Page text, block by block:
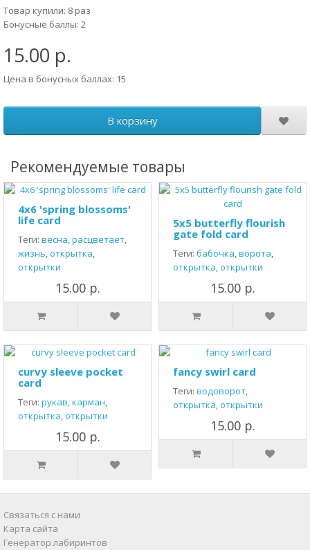
Товар купили: 8 раз
Бонусные баллы: 2
15.00 р.
Цена в бонусных баллах: 15
В корзину
Рекомендуемые товары
4x6 'spring blossoms'
life card
Теги: весна,расцветает,
жизнь,открытка,
открытки
15.00 р.
5x5 butterfly flourish
gate fold card
Теги: бабочка,ворота,
открытка,открытки
15.00 р.
curvy sleeve pocket
card
Теги: рукав,карман,
открытка,открытки
15.00 р.
fancy swirl card
Теги: водоворот,
открытка,открытки
15.00 р.
Связаться с нами
Карта сайта
Генератор лабиринтов